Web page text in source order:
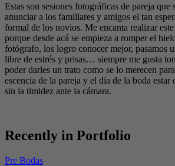
Estas son sesiones fotográficas de pareja que
anunciar a los familiares y amigos el tan
formal de los novios. Me encanta realizar
porque desde acá se empieza a romper el
fotógrafo, los logro conocer mejor, pasamos
libre de estrés y prisas… siempre me gusta
poder darles un trato como se lo merecen
escencia de la pareja y el día de la boda estar
sin la timidez ante la cámara.
Recently in Portfolio
Pre Bodas